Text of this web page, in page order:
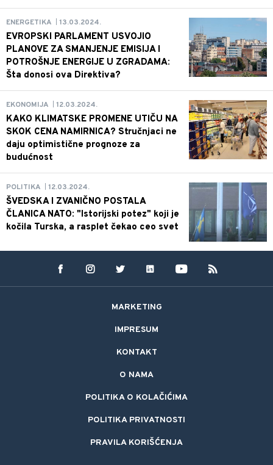
ENERGETIKA 13.03.2024.
EVROPSKI PARLAMENT USVOJIO
PLANOVE ZA SMANJENJE EMISIJA I
POTROŠNJE ENERGIJE U ZGRADAMA:
Šta donosi ova Direktiva?
EKONOMIJA 12.03.2024.
KAKO KLIMATSKE PROMENE UTIČU NA
SKOK CENA NAMIRNICA? Stručnjaci ne
daju optimistične prognoze za
budućnost
POLITIKA 12.03.2024.
ŠVEDSKA I ZVANIČNO POSTALA
ČLANICA NATO: "Istorijski potez" koji je
kočila Turska, a rasplet čekao ceo svet
MARKETING
IMPRESUM
KONTAKT
O NAMA
POLITIKA O KOLAČIĆIMA
POLITIKA PRIVATNOSTI
PRAVILA KORIŠĆENJA